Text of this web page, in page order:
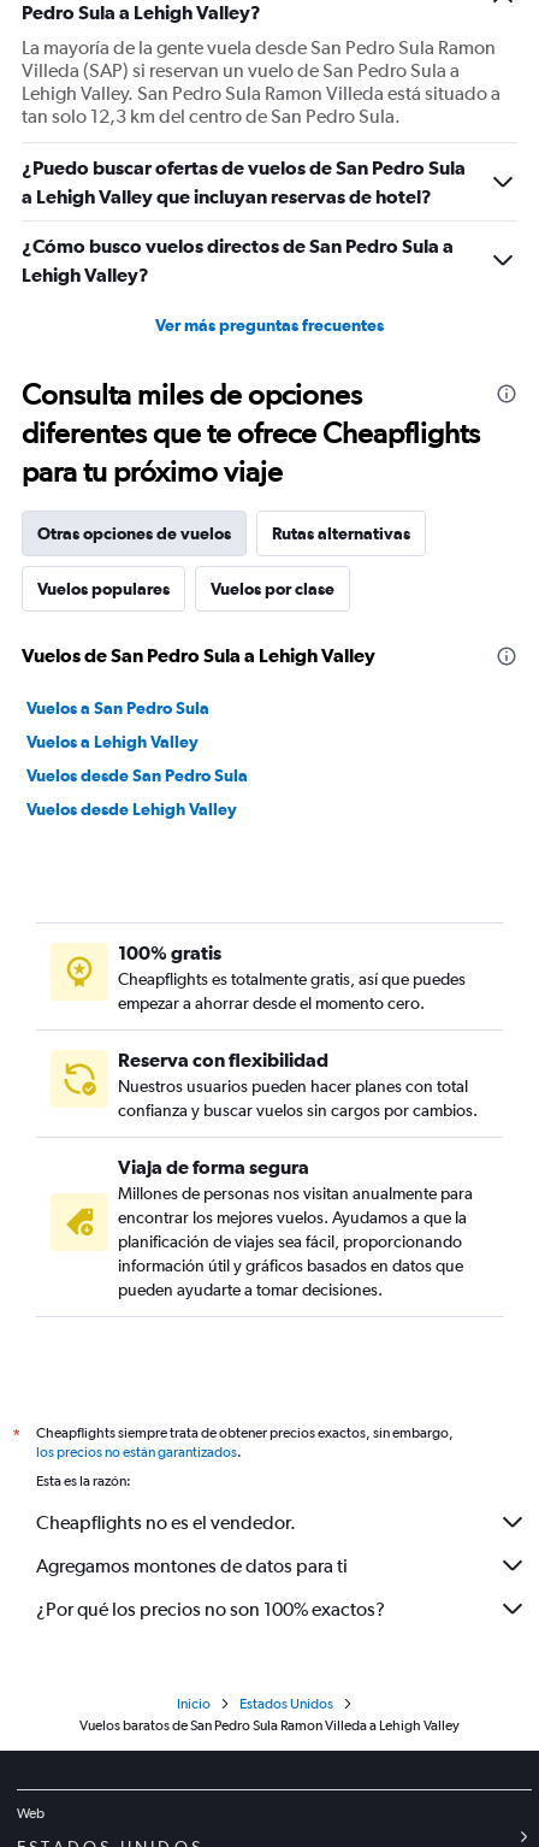
Pedro Sula a Lehigh Valley?
La mayoría de la gente vuela desde San Pedro Sula Ramon
Villeda (SAP) si reservan un vuelo de San Pedro Sula a
Lehigh Valley. San Pedro Sula Ramon Villeda está situado a
tan solo 12,3 km del centro de San Pedro Sula.
¿Puedo buscar ofertas de vuelos de San Pedro Sula
a Lehigh Valley que incluyan reservas de hotel?
¿Cómo busco vuelos directos de San Pedro Sula a
Lehigh Valley?
Ver más preguntas frecuentes
Consulta miles de opciones
diferentes que te ofrece Cheapflights
para tu próximo viaje
Otras opciones de vuelos Rutas alternativas
Vuelos populares Vuelos por clase
Vuelos de San Pedro Sula a Lehigh Valley
Vuelos a San Pedro Sula
Vuelos a Lehigh Valley
Vuelos desde San Pedro Sula
Vuelos desde Lehigh Valley
100% gratis
Cheapflights es totalmente gratis, así que puedes
empezar a ahorrar desde el momento cero.
Reserva con flexibilidad
Nuestros usuarios pueden hacer planes con total
confianza y buscar vuelos sin cargos por cambios.
Viaja de forma segura
Millones de personas nos visitan anualmente para
encontrar los mejores vuelos. Ayudamos a que la
planificación de viajes sea fácil, proporcionando
información útil y gráficos basados en datos que
pueden ayudarte a tomar decisiones.
*
Cheapflights siempre trata de obtener precios exactos, sin embargo,
los precios no están garantizados.
Esta es la razón:
Cheapflights no es el vendedor.
Agregamos montones de datos para ti
¿Por qué los precios no son 100% exactos?
Inicio
Estados Unidos
Vuelos baratos de San Pedro Sula Ramon Villeda a Lehigh Valley
Web